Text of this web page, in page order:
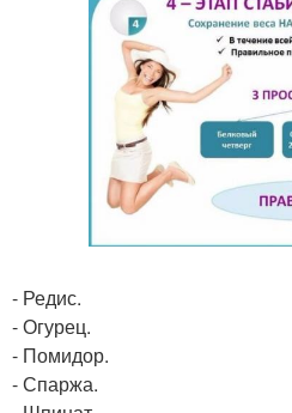
- Редис.
- Огурец.
- Помидор.
- Спаржа.